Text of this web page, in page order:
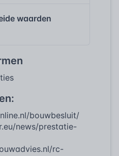
waarden
bouwbesluit/
news/prestatie-
rc-